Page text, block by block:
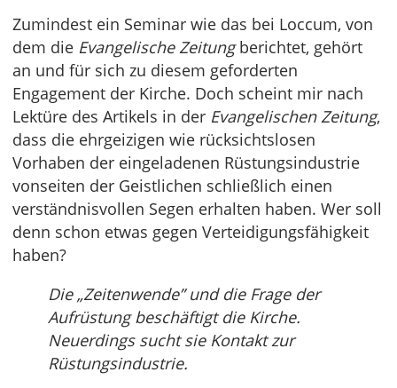
Zumindest ein Seminar wie das bei Loccum, von
dem die Evangelische Zeitungberichtet, gehört
an und für sich zu diesem geforderten
Engagement der Kirche. Doch scheint mir nach
Lektüre des Artikels in der Evangelischen Zeitung,
dass die ehrgeizigen wie rücksichtslosen
Vorhaben der eingeladenen Rüstungsindustrie
vonseiten der Geistlichen schließlich einen
verständnisvollen Segen erhalten haben. Wer soll
denn schon etwas gegen Verteidigungsfähigkeit
haben?
Die „Zeitenwende” und die Frage der
Aufrüstung beschäftigt die Kirche.
Neuerdings sucht sie Kontakt zur
Rüstungsindustrie.